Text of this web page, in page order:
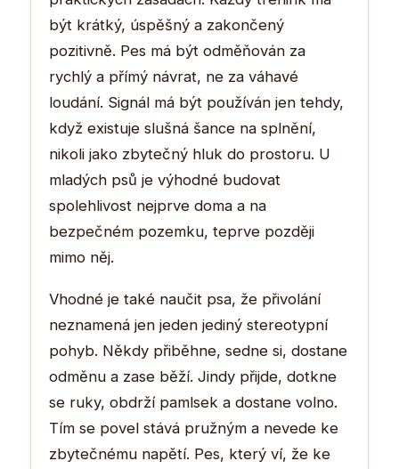
být krátký, úspěšný a zakončený
pozitivně. Pes má být odměňován za
rychlý a přímý návrat, ne za váhavé
loudání. Signál má být používán jen tehdy,
když existuje slušná šance na splnění,
nikoli jako zbytečný hluk do prostoru. U
mladých psů je výhodné budovat
spolehlivost nejprve doma a na
bezpečném pozemku, teprve později
mimo něj.
Vhodné je také naučit psa, že přivolání
neznamená jen jeden jediný stereotypní
pohyb. Někdy přiběhne, sedne si, dostane
odměnu a zase běží. Jindy přijde, dotkne
se ruky, obdrží pamlsek a dostane volno.
Tím se povel stává pružným a nevede ke
zbytečnému napětí. Pes, který ví, že ke